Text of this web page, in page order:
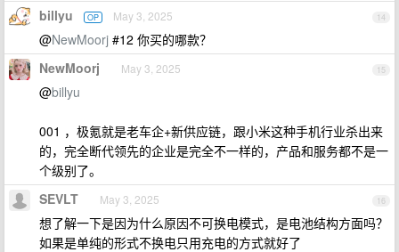
14
billyu OP May 3, 2025
@NewMoorj #12 你买的哪款？
15
NewMoorj May 3, 2025
@billyu
001 ，极氪就是老车企+新供应链，跟小米这种手机行业杀出来
的，完全断代领先的企业是完全不一样的，产品和服务都不是一
个级别了。
16
SEVLT May 3, 2025
想了解一下是因为什么原因不可换电模式，是电池结构方面吗？
如果是单纯的形式不换电只用充电的方式就好了